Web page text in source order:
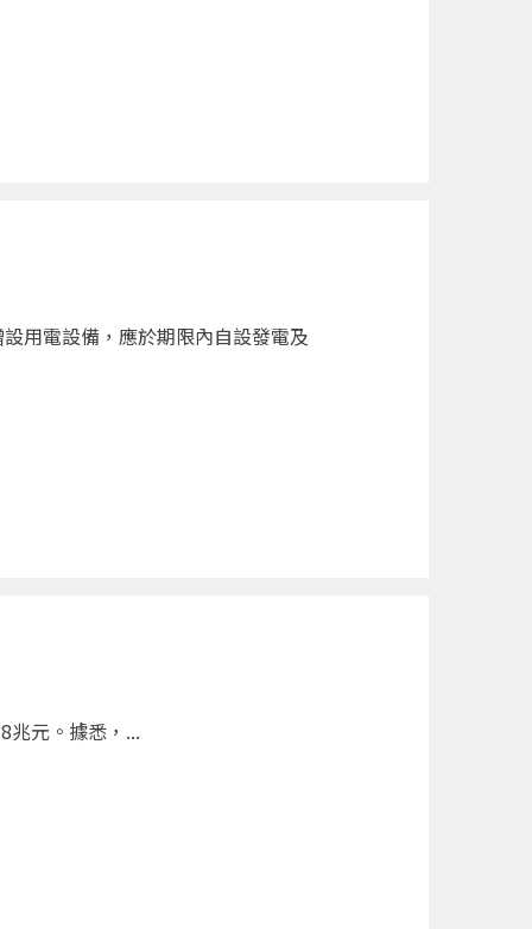
用電設備，應於期限內自設發電及
兆元。據悉，...